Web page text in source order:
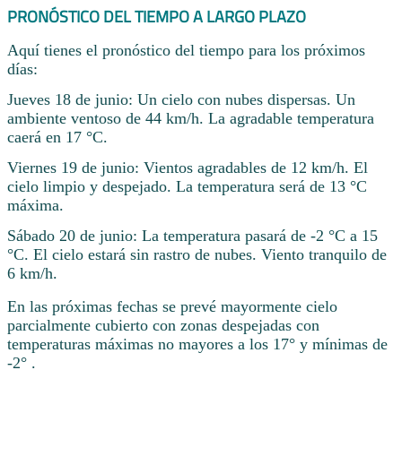
PRONÓSTICO DEL TIEMPO A LARGO PLAZO
Aquí tienes el pronóstico del tiempo para los próximos
días:
Jueves 18 de junio: Un cielo con nubes dispersas. Un
ambiente ventoso de 44 km/h. La agradable temperatura
caerá en 17 °C.
Viernes 19 de junio: Vientos agradables de 12 km/h. El
cielo limpio y despejado. La temperatura será de 13 °C
máxima.
Sábado 20 de junio: La temperatura pasará de -2 °C a 15
°C. El cielo estará sin rastro de nubes. Viento tranquilo de
6 km/h.
En las próximas fechas se prevé mayormente cielo
parcialmente cubierto con zonas despejadas con
temperaturas máximas no mayores a los 17° y mínimas de
-2° .